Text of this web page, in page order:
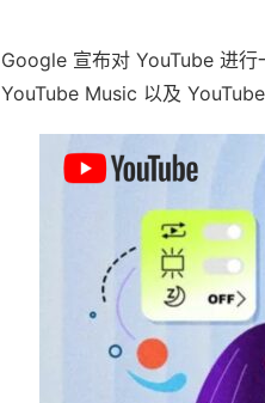
Google 宣布对 YouTube 进行
YouTube Music 以及 YouTube